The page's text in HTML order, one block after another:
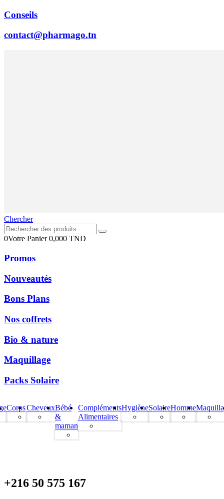
Conseils
contact@pharmago.tn
Chercher
0Votre Panier0,000 TND
Promos
Nouveautés
Bons Plans
Nos coffrets
Bio & nature
Maquillage
Packs Solaire
CorpsCheveuxBébé
&
maman
Compléments
Alimentaires
HygièneSolaireHomme
+216 50 575 167